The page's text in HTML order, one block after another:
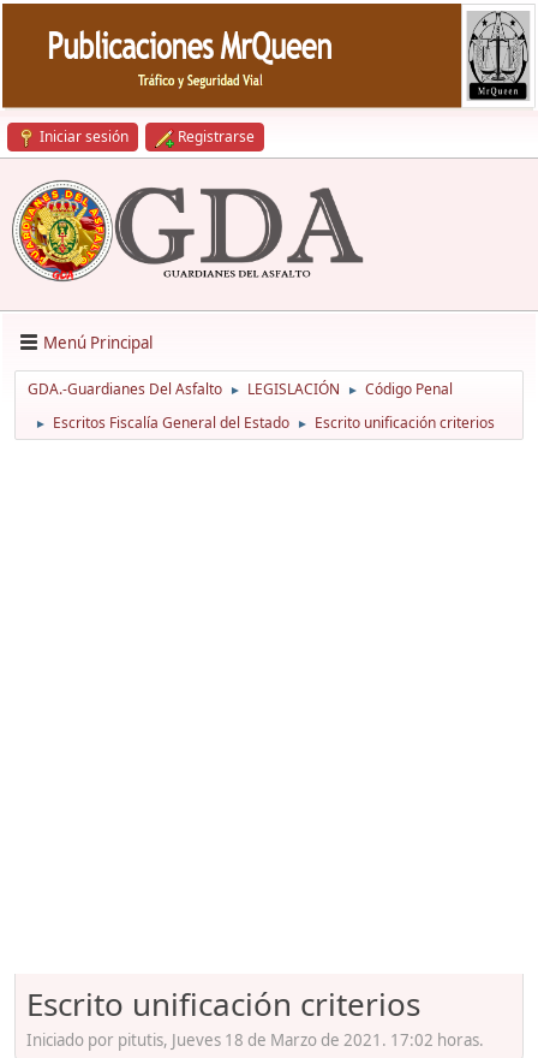
Iniciar sesión Registrarse
Menú Principal
GDA.-Guardianes Del Asfalto ► LEGISLACIÓN ► Código Penal
► Escritos Fiscalía General del Estado ► Escrito unificación criterios
Escrito unificación criterios
Iniciado por pitutis, Jueves 18 de Marzo de 2021. 17:02 horas.